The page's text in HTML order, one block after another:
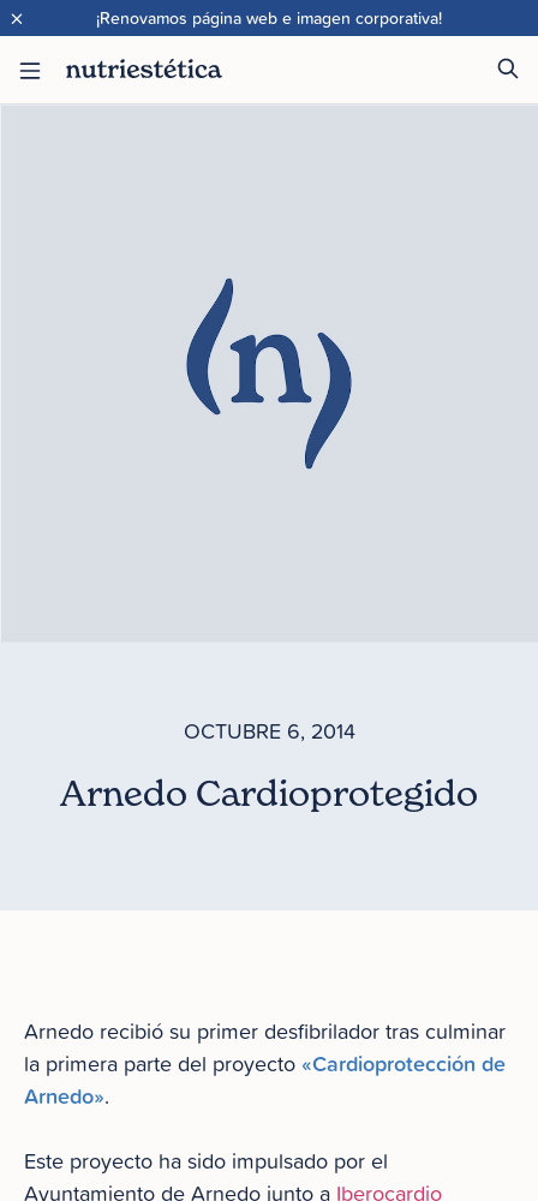
¡Renovamos página web e imagen corporativa!
×
OCTUBRE 6, 2014
Arnedo Cardioprotegido
Arnedo recibió su primer desfibrilador tras culminar
la primera parte del proyecto «Cardioprotección de
Arnedo».
Este proyecto ha sido impulsado por el
Ayuntamiento de Arnedo junto a Iberocardio